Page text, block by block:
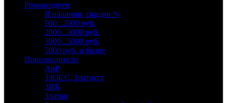
Рекомендуем
В наличии, скидки %
900...2000 руб.
2000...3000 руб.
3000...5000 руб.
5000 руб. и более
Производители
АиР
ЗЗОСС, Златоуст
ЗИК
Златко